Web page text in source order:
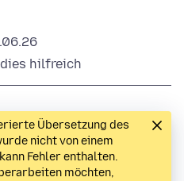
hilfreich
Übersetzung des
nicht von einem
Fehler enthalten.
möchten,